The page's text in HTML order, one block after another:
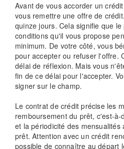
Avant de vous accorder un
vous remettre une offre de
quinze jours. Cela signifie que
conditions qu'il vous propose
minimum. De votre côté, vous
pour accepter ou refuser l'offre.
délai de réflexion. Mais vous
fin de ce délai pour l'accepter.
signer sur le champ.
Le contrat de crédit précise les
remboursement du prêt, c'est-
et la périodicité des mensualités
prêt. Attention avec un crédit
possible de connaître au départ